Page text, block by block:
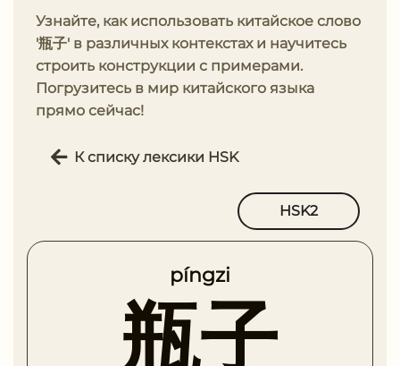
Узнайте, как использовать китайское слово
'瓶子' в различных контекстах и научитесь
строить конструкции с примерами.
Погрузитесь в мир китайского языка
прямо сейчас!
К списку лексики HSK
HSK2
píngzi
瓶子